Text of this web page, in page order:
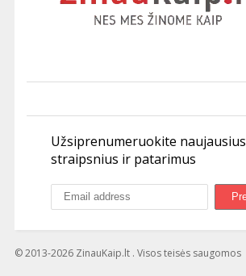
Užsiprenumeruokite naujausius
straipsnius ir patarimus
© 2013-2026 ZinauKaip.lt . Visos teisės saugomos